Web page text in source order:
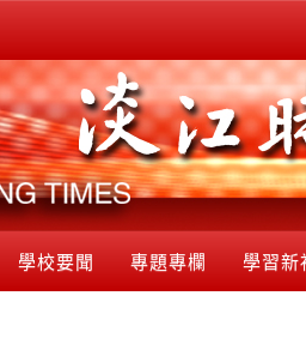
學校要聞 專題專欄 學習新